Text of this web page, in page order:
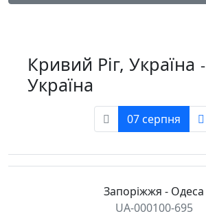
Кривий Ріг, Україна -
Україна
07 серпня
Запоріжжя - Одеса
UA-000100-695